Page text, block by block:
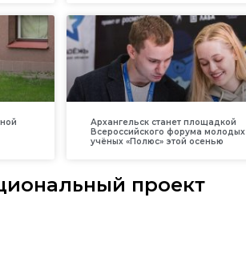
Архангельск станет площадкой
Всероссийского форума молодых
учёных «Полюс» этой осенью
проект